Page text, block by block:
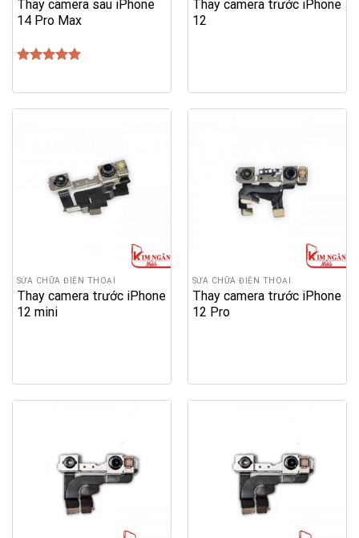
Thay camera sau iPhone
14 Pro Max
Thay camera trước iPhone
12
SỬA CHỮA ĐIỆN THOẠI
Thay camera trước iPhone
12 mini
SỬA CHỮA ĐIỆN THOẠI
Thay camera trước iPhone
12 Pro